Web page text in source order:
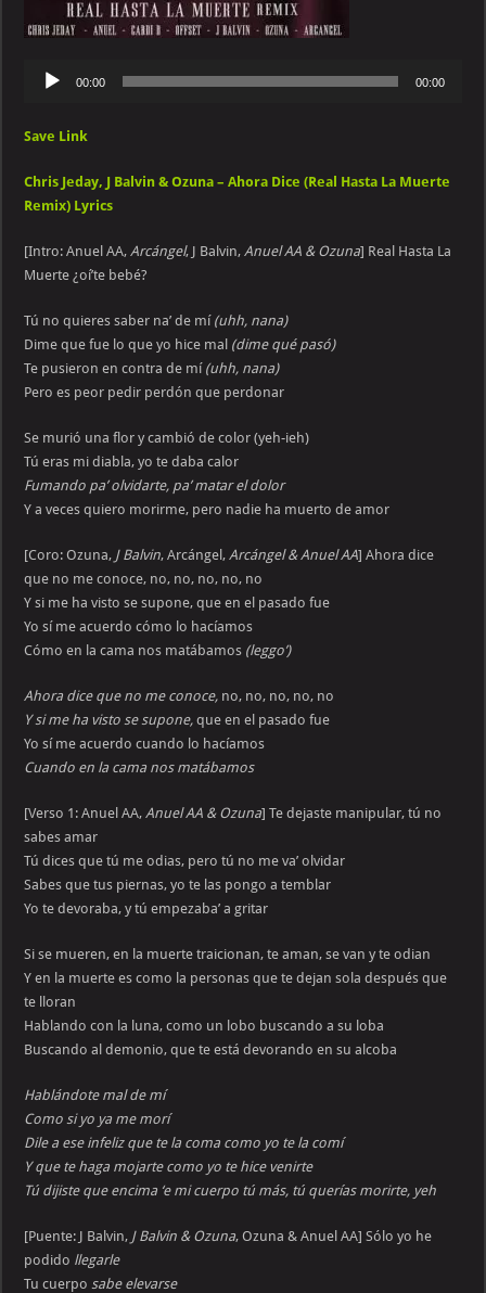
Audio
Player
00:00 00:00
Save Link
Chris Jeday, J Balvin & Ozuna – Ahora Dice (Real Hasta La Muerte
Remix) Lyrics
[Intro: Anuel AA, Arcángel, J Balvin, Anuel AA & Ozuna] Real Hasta La
Muerte ¿oí’te bebé?
Tú no quieres saber na’ de mí (uhh, nana)
Dime que fue lo que yo hice mal (dime qué pasó)
Te pusieron en contra de mí (uhh, nana)
Pero es peor pedir perdón que perdonar
Se murió una flor y cambió de color (yeh-ieh)
Tú eras mi diabla, yo te daba calor
Fumando pa’ olvidarte, pa’ matar el dolor
Y a veces quiero morirme, pero nadie ha muerto de amor
[Coro: Ozuna, J Balvin, Arcángel, Arcángel & Anuel AA] Ahora dice
que no me conoce, no, no, no, no, no
Y si me ha visto se supone, que en el pasado fue
Yo sí me acuerdo cómo lo hacíamos
Cómo en la cama nos matábamos (leggo’)
Ahora dice que no me conoce, no, no, no, no, no
Y si me ha visto se supone, que en el pasado fue
Yo sí me acuerdo cuando lo hacíamos
Cuando en la cama nos matábamos
[Verso 1: Anuel AA, Anuel AA & Ozuna] Te dejaste manipular, tú no
sabes amar
Tú dices que tú me odias, pero tú no me va’ olvidar
Sabes que tus piernas, yo te las pongo a temblar
Yo te devoraba, y tú empezaba’ a gritar
Si se mueren, en la muerte traicionan, te aman, se van y te odian
Y en la muerte es como la personas que te dejan sola después que
te lloran
Hablando con la luna, como un lobo buscando a su loba
Buscando al demonio, que te está devorando en su alcoba
Hablándote mal de mí
Como si yo ya me morí
Dile a ese infeliz que te la coma como yo te la comí
Y que te haga mojarte como yo te hice venirte
Tú dijiste que encima ‘e mi cuerpo tú más, tú querías morirte, yeh
[Puente: J Balvin, J Balvin & Ozuna, Ozuna & Anuel AA] Sólo yo he
podido llegarle
Tu cuerpo sabe elevarse